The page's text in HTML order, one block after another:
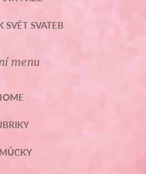
SVĚT SVATEB
menu